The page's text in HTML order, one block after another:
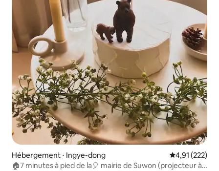
Hébergement ⋅ Ingye-dong Évaluation
4,91 (222)
🏠7 minutes à pied de la🎈 mairie de Suwon (projecteur à